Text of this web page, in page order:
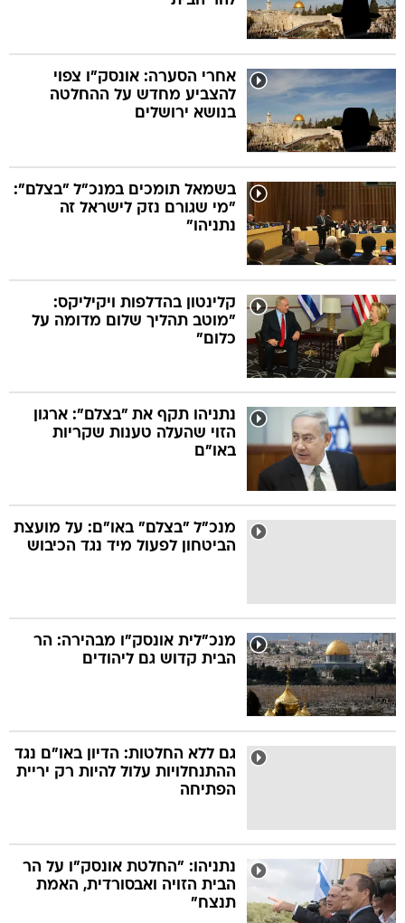
אחרי הסערה: אונסק"ו צפוי
להצביע מחדש על ההחלטה
בנושא ירושלים
בשמאל תומכים במנכ"ל "בצלם":
"מי שגורם נזק לישראל זה
נתניהו"
קלינטון בהדלפות ויקיליקס:
"מוטב תהליך שלום מדומה על
כלום"
נתניהו תקף את "בצלם": ארגון
הזוי שהעלה טענות שקריות
באו"ם
מנכ"ל "בצלם" באו"ם: על מועצת
הביטחון לפעול מיד נגד הכיבוש
מנכ"לית אונסק"ו מבהירה: הר
הבית קדוש גם ליהודים
גם ללא החלטות: הדיון באו"ם נגד
ההתנחלויות עלול להיות רק יריית
הפתיחה
נתניהו: "החלטת אונסק"ו על הר
הבית הזויה ואבסורדית, האמת
תנצח"